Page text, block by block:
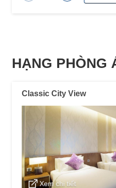
HẠNG PHÒNG
Classic City View
Xem chi tiết